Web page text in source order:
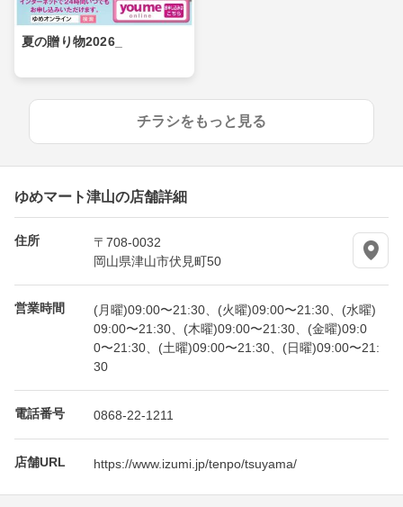
夏の贈り物2026_
チラシをもっと見る
ゆめマート津山の店舗詳細
住所
〒708-0032
岡山県津山市伏見町50
営業時間
(月曜)09:00〜21:30、(火曜)09:00〜21:30、(水曜)
09:00〜21:30、(木曜)09:00〜21:30、(金曜)09:0
0〜21:30、(土曜)09:00〜21:30、(日曜)09:00〜21:
30
電話番号 0868-22-1211
店舗URL https://www.izumi.jp/tenpo/tsuyama/